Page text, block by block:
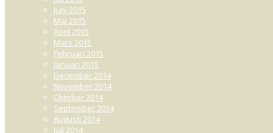
Juni 2015
Maj 2015
April 2015
Mars 2015
Februari 2015
Januari 2015
December 2014
November 2014
Oktober 2014
September 2014
Augusti 2014
Juli 2014